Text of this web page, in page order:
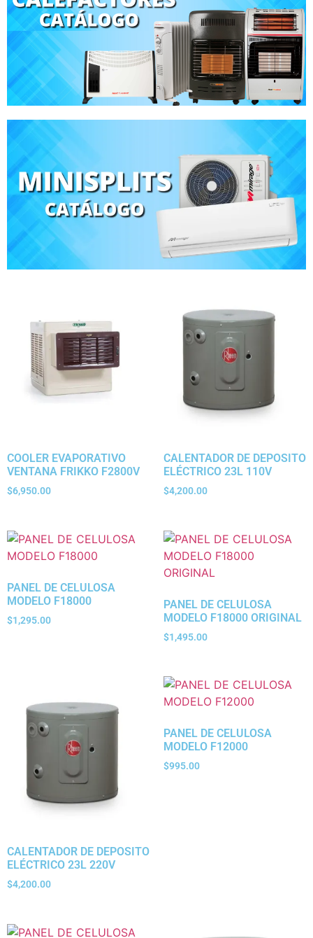
COOLER EVAPORATIVO
VENTANA FRIKKO F2800V
$6,950.00
CALENTADOR DE DEPOSITO
ELÉCTRICO 23L 110V
$4,200.00
PANEL DE CELULOSA
MODELO F18000
$1,295.00
PANEL DE CELULOSA
MODELO F18000 ORIGINAL
$1,495.00
CALENTADOR DE DEPOSITO
ELÉCTRICO 23L 220V
$4,200.00
PANEL DE CELULOSA
MODELO F12000
$995.00